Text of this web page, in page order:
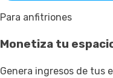
Para anfitriones
Monetiza tu
Genera ingresos de tus